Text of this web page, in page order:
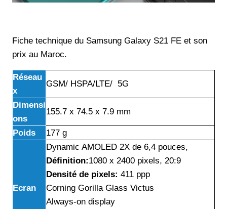
Fiche technique du Samsung Galaxy S21 FE et son
prix au Maroc.
Réseau
x
GSM/ HSPA/LTE/ 5G
Dimensi
ons
155.7 x 74.5 x 7.9 mm
Poids 177 g
Ecran
Dynamic AMOLED 2X de 6,4 pouces,
Définition:1080 x 2400 pixels, 20:9
Densité de pixels: 411 ppp
Corning Gorilla Glass Victus
Always-on display